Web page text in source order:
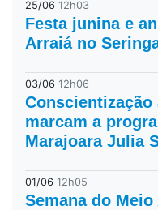
25/06 12h03
Festa junina e
Arraiá no
03/06 12h06
marcam a
Marajoara Julia
01/06 12h05
Semana do